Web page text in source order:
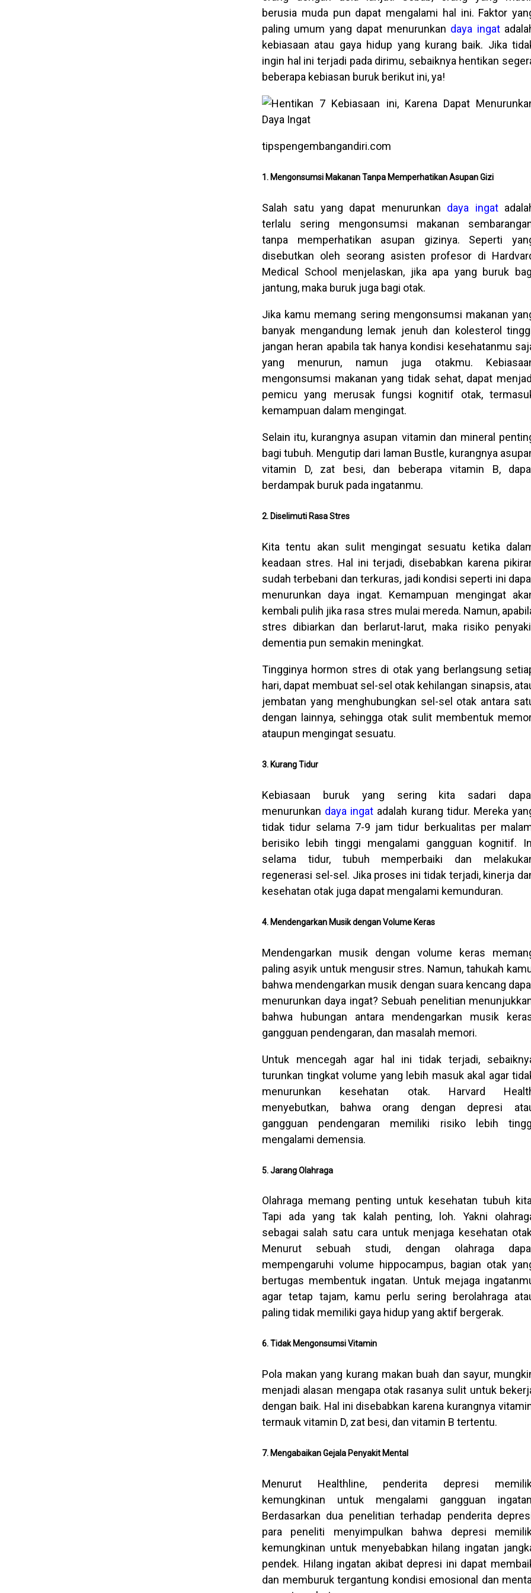
berusia muda pun dapat mengalami hal ini. Faktor
paling umum yang dapat menurunkan daya ingat
kebiasaan atau gaya hidup yang kurang baik. Jika
ingin hal ini terjadi pada dirimu, sebaiknya hentikan
beberapa kebiasan buruk berikut ini, ya!
tipspengembangandiri.com
1. Mengonsumsi Makanan Tanpa Memperhatikan Asupan Gizi
Salah satu yang dapat menurunkan daya ingat
terlalu sering mengonsumsi makanan
tanpa memperhatikan asupan gizinya. Seperti
disebutkan oleh seorang asisten profesor di
Medical School menjelaskan, jika apa yang buruk
jantung, maka buruk juga bagi otak.
Jika kamu memang sering mengonsumsi makanan
banyak mengandung lemak jenuh dan kolesterol
jangan heran apabila tak hanya kondisi kesehatanmu
yang menurun, namun juga otakmu.
mengonsumsi makanan yang tidak sehat, dapat
pemicu yang merusak fungsi kognitif otak,
kemampuan dalam mengingat.
Selain itu, kurangnya asupan vitamin dan mineral
bagi tubuh. Mengutip dari laman Bustle, kurangnya
vitamin D, zat besi, dan beberapa vitamin B,
berdampak buruk pada ingatanmu.
2. Diselimuti Rasa Stres
Kita tentu akan sulit mengingat sesuatu ketika
keadaan stres. Hal ini terjadi, disebabkan karena
sudah terbebani dan terkuras, jadi kondisi seperti ini
menurunkan daya ingat. Kemampuan mengingat
kembali pulih jika rasa stres mulai mereda. Namun,
stres dibiarkan dan berlarut-larut, maka risiko
dementia pun semakin meningkat.
Tingginya hormon stres di otak yang berlangsung
hari, dapat membuat sel-sel otak kehilangan sinapsis,
jembatan yang menghubungkan sel-sel otak antara
dengan lainnya, sehingga otak sulit membentuk
ataupun mengingat sesuatu.
3. Kurang Tidur
Kebiasaan buruk yang sering kita sadari
menurunkan daya ingat adalah kurang tidur. Mereka
tidak tidur selama 7-9 jam tidur berkualitas per
berisiko lebih tinggi mengalami gangguan kognitif.
selama tidur, tubuh memperbaiki dan
regenerasi sel-sel. Jika proses ini tidak terjadi, kinerja
kesehatan otak juga dapat mengalami kemunduran.
4. Mendengarkan Musik dengan Volume Keras
Mendengarkan musik dengan volume keras
paling asyik untuk mengusir stres. Namun, tahukah
bahwa mendengarkan musik dengan suara kencang
menurunkan daya ingat? Sebuah penelitian
bahwa hubungan antara mendengarkan musik
gangguan pendengaran, dan masalah memori.
Untuk mencegah agar hal ini tidak terjadi,
turunkan tingkat volume yang lebih masuk akal agar
menurunkan kesehatan otak. Harvard
menyebutkan, bahwa orang dengan depresi
gangguan pendengaran memiliki risiko lebih
mengalami demensia.
5. Jarang Olahraga
Olahraga memang penting untuk kesehatan tubuh
Tapi ada yang tak kalah penting, loh. Yakni
sebagai salah satu cara untuk menjaga kesehatan
Menurut sebuah studi, dengan olahraga
mempengaruhi volume hippocampus, bagian otak
bertugas membentuk ingatan. Untuk mejaga
agar tetap tajam, kamu perlu sering berolahraga
paling tidak memiliki gaya hidup yang aktif bergerak.
6. Tidak Mengonsumsi Vitamin
Pola makan yang kurang makan buah dan sayur,
menjadi alasan mengapa otak rasanya sulit untuk
dengan baik. Hal ini disebabkan karena kurangnya
termauk vitamin D, zat besi, dan vitamin B tertentu.
7. Mengabaikan Gejala Penyakit Mental
Menurut Healthline, penderita depresi
kemungkinan untuk mengalami gangguan
Berdasarkan dua penelitian terhadap penderita
para peneliti menyimpulkan bahwa depresi
kemungkinan untuk menyebabkan hilang ingatan
pendek. Hilang ingatan akibat depresi ini dapat
dan memburuk tergantung kondisi emosional dan